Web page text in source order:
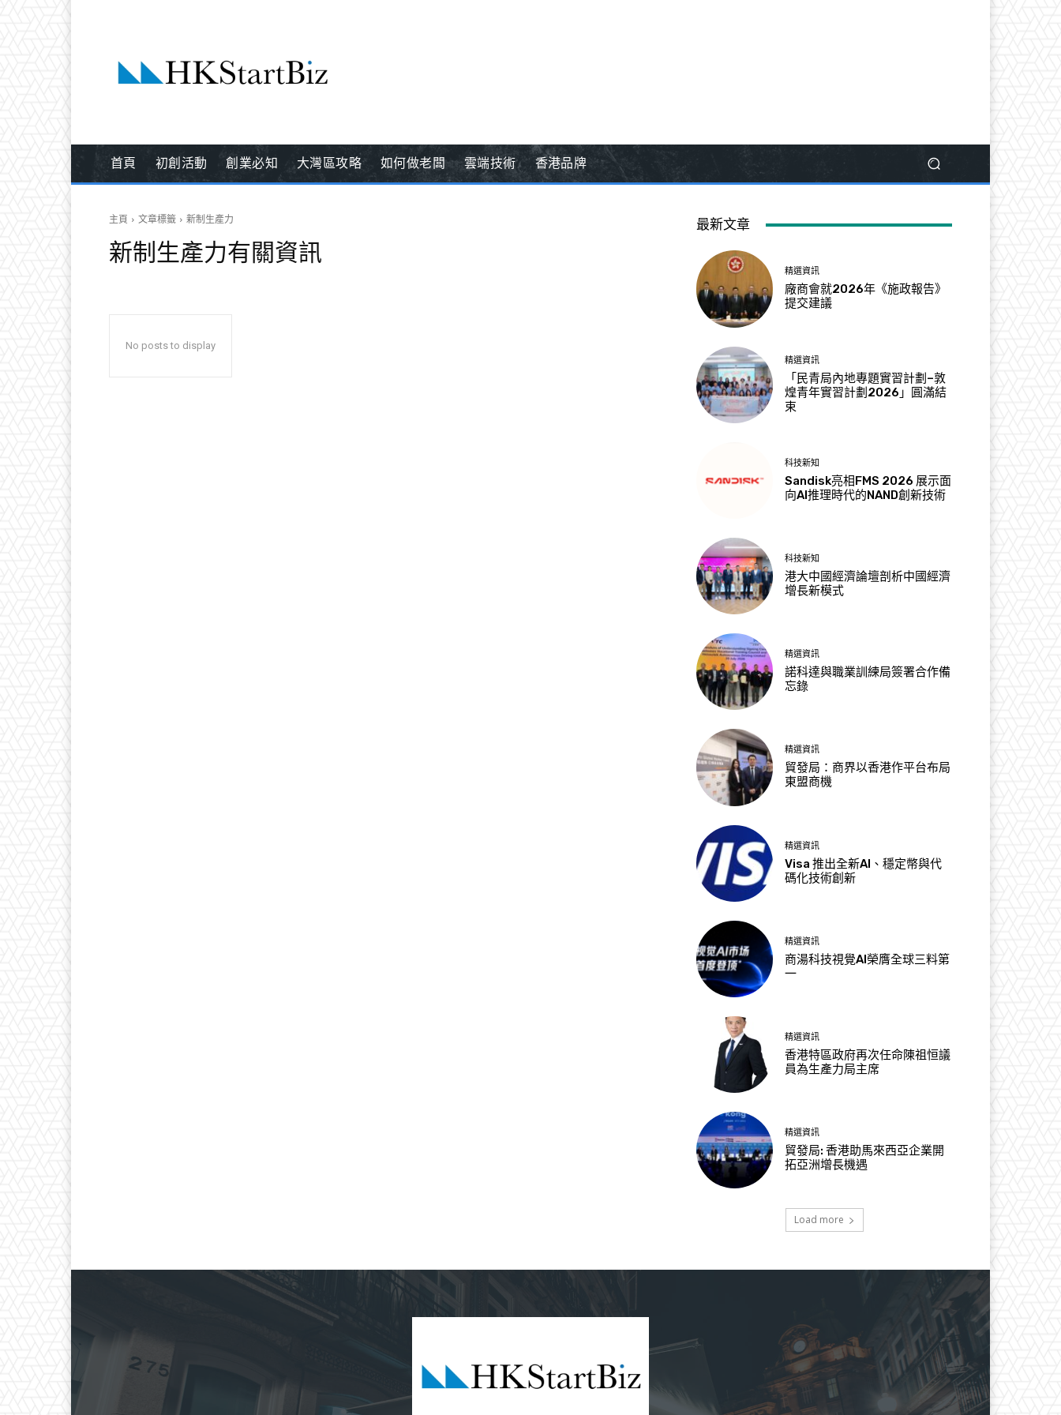
首頁 初創活動 創業必知 大灣區攻略 如何做老闆 雲端技術 香港品牌
主頁 文章標籤 新制生產力
新制生產力有關資訊
No posts to display
最新文章
精選資訊
廠商會就2026年《施政報告》
提交建議
精選資訊
「民青局內地專題實習計劃–敦
煌青年實習計劃2026」圓滿結
束
科技新知
Sandisk亮相FMS 2026 展示面
向AI推理時代的NAND創新技術
科技新知
港大中國經濟論壇剖析中國經濟
增長新模式
精選資訊
諾科達與職業訓練局簽署合作備
忘錄
精選資訊
貿發局：商界以香港作平台布局
東盟商機
精選資訊
Visa 推出全新AI、穩定幣與代
碼化技術創新
精選資訊
商湯科技視覺AI榮膺全球三料第
一
精選資訊
香港特區政府再次任命陳祖恒議
員為生產力局主席
精選資訊
貿發局: 香港助馬來西亞企業開
拓亞洲增長機遇
Load more